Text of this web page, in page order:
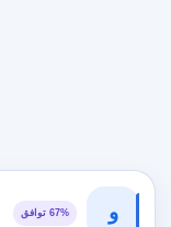
و 67% توافق